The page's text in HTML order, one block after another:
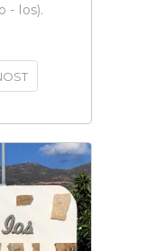
- Ios).